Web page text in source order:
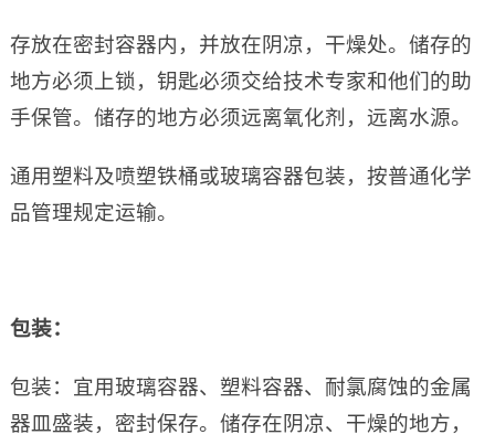
存放在密封容器内，并放在阴凉，干燥处。储存的
地方必须上锁，钥匙必须交给技术专家和他们的助
手保管。储存的地方必须远离氧化剂，远离水源。
通用塑料及喷塑铁桶或玻璃容器包装，按普通化学
品管理规定运输。
包装：
包装：宜用玻璃容器、塑料容器、耐氯腐蚀的金属
器皿盛装，密封保存。储存在阴凉、干燥的地方，